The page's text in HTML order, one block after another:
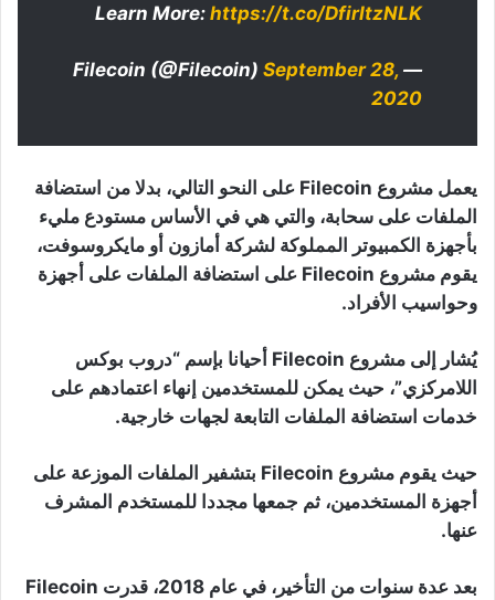
Learn More: https://t.co/DfirItzNLK
— Filecoin (@Filecoin)
September 28,
2020
يعمل مشروع Filecoin على النحو التالي، بدلا من استضافة
الملفات على سحابة، والتي هي في الأساس مستودع مليء
بأجهزة الكمبيوتر المملوكة لشركة أمازون أو مايكروسوفت،
يقوم مشروع Filecoin على استضافة الملفات على أجهزة
وحواسيب الأفراد.
يُشار إلى مشروع Filecoin أحيانا بإسم “دروب بوكس
اللامركزي”، حيث يمكن للمستخدمين إنهاء اعتمادهم على
خدمات استضافة الملفات التابعة لجهات خارجية.
حيث يقوم مشروع Filecoin بتشفير الملفات الموزعة على
أجهزة المستخدمين، ثم جمعها مجددا للمستخدم المشرف
عنها.
بعد عدة سنوات من التأخير، في عام 2018، قدرت Filecoin